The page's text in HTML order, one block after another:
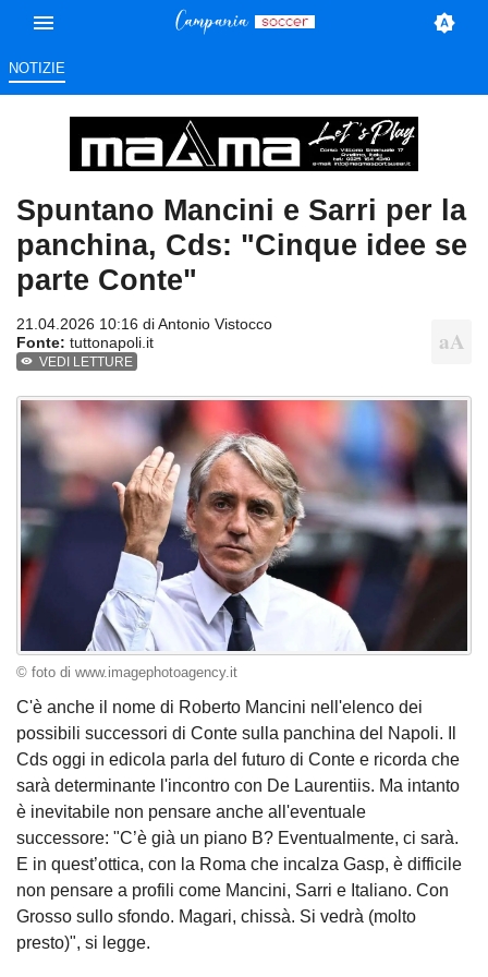
NOTIZIE
Spuntano Mancini e Sarri per la
panchina, Cds: "Cinque idee se
parte Conte"
21.04.2026 10:16 diAntonio Vistocco
Fonte: tuttonapoli.it
VEDI LETTURE
© foto di www.imagephotoagency.it
C'è anche il nome di Roberto Mancini nell'elenco dei
possibili successori di Conte sulla panchina del Napoli. Il
Cds oggi in edicola parla del futuro di Conte e ricorda che
sarà determinante l'incontro con De Laurentiis. Ma intanto
è inevitabile non pensare anche all'eventuale
successore: "C’è già un piano B? Eventualmente, ci sarà.
E in quest’ottica, con la Roma che incalza Gasp, è difficile
non pensare a profili come Mancini, Sarri e Italiano. Con
Grosso sullo sfondo. Magari, chissà. Si vedrà (molto
presto)", si legge.